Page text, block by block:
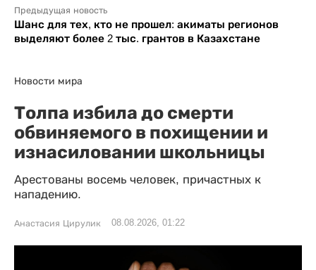
Предыдущая новость
Шанс для тех, кто не прошел: акиматы регионов
выделяют более 2 тыс. грантов в Казахстане
Новости мира
Толпа избила до смерти
обвиняемого в похищении и
изнасиловании школьницы
Арестованы восемь человек, причастных к
нападению.
Анастасия Цирулик 08.08.2026, 01:22